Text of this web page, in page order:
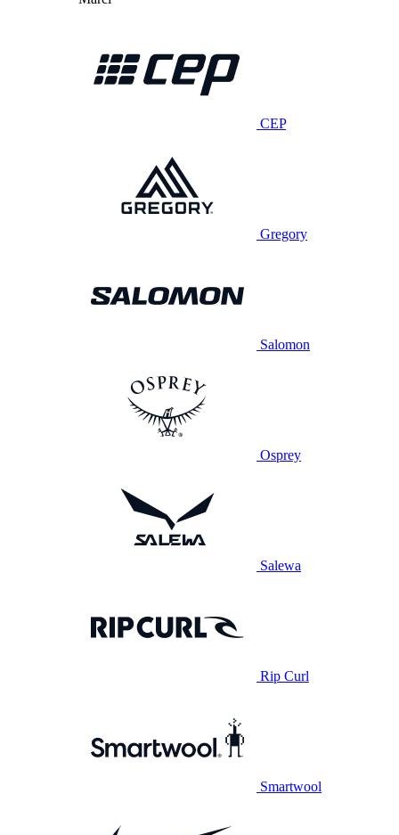
CEP
Gregory
Salomon
Osprey
Salewa
Rip Curl
Smartwool